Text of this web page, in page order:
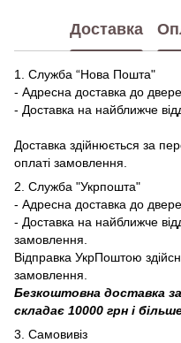
Доставка
1. Служба “Нова Пошта"
- Адресна доставка до
- Доставка на найближче
Доставка здійнюється за
оплаті замовлення.
2. Служба "Укрпошта"
- Адресна доставка до
- Доставка на найближче
замовлення.
Відправка УкрПоштою
замовлення.
Безкоштовна доставка
складає 10000 грн і
3. Самовивіз